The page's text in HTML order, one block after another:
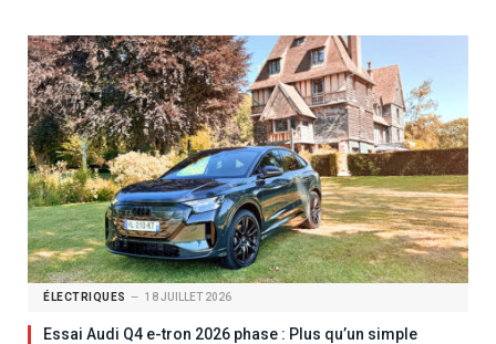
ÉLECTRIQUES 18 JUILLET 2026
Essai Audi Q4 e-tron 2026 phase : Plus qu’un simple